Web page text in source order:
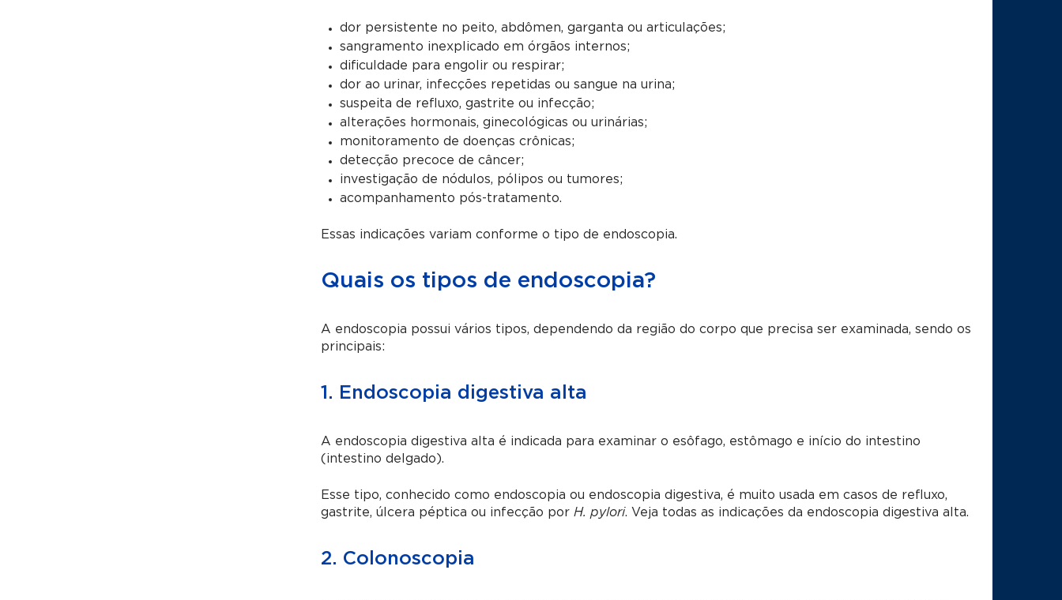
dor persistente no peito, abdômen, garganta ou articulações;
sangramento inexplicado em órgãos internos;
dificuldade para engolir ou respirar;
dor ao urinar, infecções repetidas ou sangue na urina;
suspeita de refluxo, gastrite ou infecção;
alterações hormonais, ginecológicas ou urinárias;
monitoramento de doenças crônicas;
detecção precoce de câncer;
investigação de nódulos, pólipos ou tumores;
acompanhamento pós-tratamento.
Essas indicações variam conforme o tipo de endoscopia.
Quais os tipos de endoscopia?
A endoscopia possui vários tipos, dependendo da região do corpo que precisa ser examinada, sendo os
principais:
1. Endoscopia digestiva alta
A endoscopia digestiva alta é indicada para examinar o esôfago, estômago e início do intestino
(intestino delgado).
Esse tipo, conhecido como endoscopia ou endoscopia digestiva, é muito usada em casos de refluxo,
gastrite, úlcera péptica ou infecção por H. pylori. Veja todas as indicações da endoscopia digestiva alta.
2. Colonoscopia